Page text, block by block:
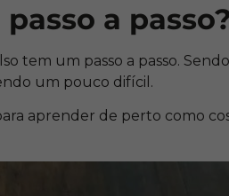
a passo?
tem um passo a passo.
um pouco difícil.
aprender de perto como